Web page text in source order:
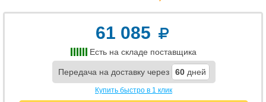
61 085
Есть на складе поставщика
Передача на доставку через 60 дней
Купить быстро в 1 клик